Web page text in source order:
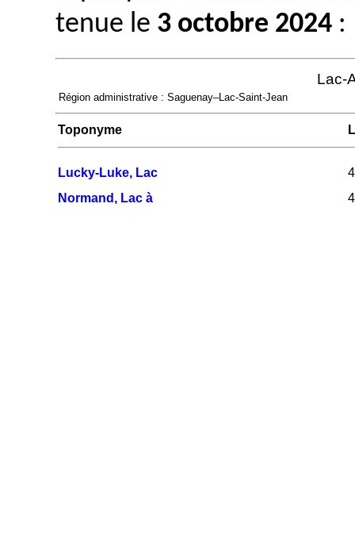
tenue le 3 octobre 2024 :
Lac-
Région administrative : Saguenay–Lac-Saint-Jean
Toponyme
Lucky-Luke, Lac
Normand, Lac à